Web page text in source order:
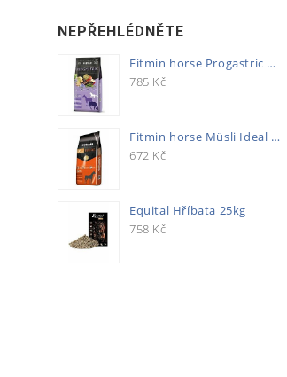
NEPŘEHLÉDNĚTE
Fitmin horse Progastric 20kg
785 Kč
Fitmin horse Müsli Ideal 20kg
672 Kč
Equital Hříbata 25kg
758 Kč